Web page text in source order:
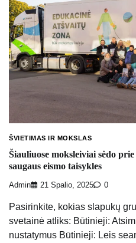
ŠVIETIMAS IR MOKSLAS
Šiauliuose moksleiviai sėdo
saugaus eismo taisykles
Admin 21 Spalio, 2025 0
Pasirinkite, kokias slapukų
svetainė atliks: Būtinieji:
nustatymus Būtinieji: Leis